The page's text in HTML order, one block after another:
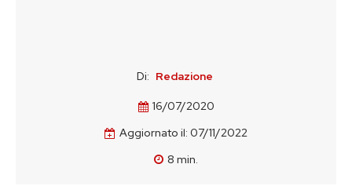
Di: Redazione
16/07/2020
Aggiornato il: 07/11/2022
8 min.